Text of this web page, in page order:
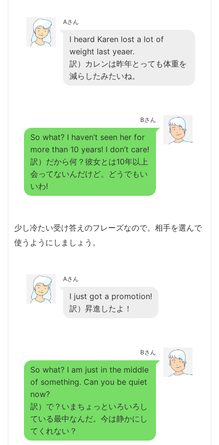
Aさん
I heard Karen lost a lot of
weight last yeaer.
訳）カレンは昨年とっても体重を
減らしたみたいね。
Bさん
So what? I haven’t seen her for
more than 10 years! I don’t care!
訳）だから何？彼女とは10年以上
会ってないんだけど。どうでもい
いわ!
少し冷たい受け答えのフレーズなので。相手を選んで
使うようにしましょう。
Aさん
I just got a promotion!
訳）昇進したよ！
Bさん
So what? I am just in the middle
of something. Can you be quiet
now?
訳）で？いまちょっといろいろし
ている最中なんだ。今は静かにし
てくれない？